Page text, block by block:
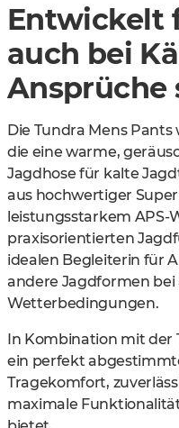
Entwickelt
auch bei
Ansprüche
Die Tundra Mens
die eine warme,
Jagdhose für kalte
aus hochwertiger
leistungsstarkem APS-
praxisorientierten
idealen Begleiterin für
andere Jagdformen bei
Wetterbedingungen.
In Kombination mit der
ein perfekt
Tragekomfort,
maximale